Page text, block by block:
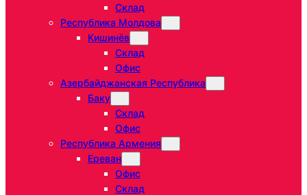
Склад
Республика Молдова
Кишинёв
Склад
Офис
Азербайджанская Республика
Баку
Склад
Офис
Республика Армения
Ереван
Офис
Склад